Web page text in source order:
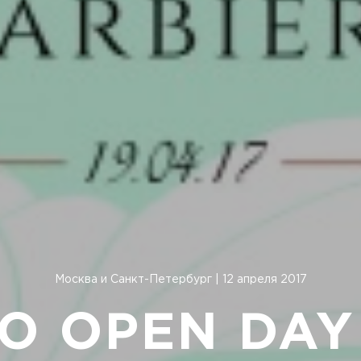
Москва и Санкт-Петербург | 12 апреля 2017
OPEN